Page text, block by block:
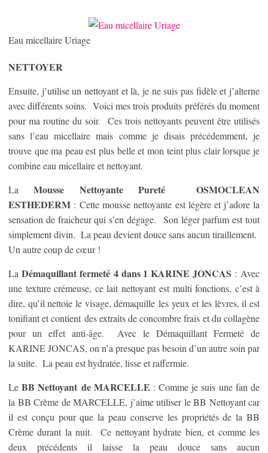
Eau micellaire Uriage
NETTOYER
Ensuite, j’utilise un nettoyant et là, je ne suis pas fidèle et j’alterne
avec différents soins. Voici mes trois produits préférés du moment
pour ma routine du soir. Ces trois nettoyants peuvent être utilisés
sans l’eau micellaire mais comme je disais précédemment, je
trouve que ma peau est plus belle et mon teint plus clair lorsque je
combine eau micellaire et nettoyant.
LaMousse Nettoyante Pureté OSMOCLEAN
ESTHEDERM : Cette mousse nettoyante est légère et j’adore la
sensation de fraicheur qui s’en dégage. Son léger parfum est tout
simplement divin. La peau devient douce sans aucun tiraillement.
Un autre coup de cœur !
La Démaquillant fermeté 4 dans 1 KARINE JONCAS : Avec
une texture crémeuse, ce lait nettoyant est multi fonctions, c’est à
dire, qu’il nettoie le visage, démaquille les yeux et les lèvres, il est
tonifiant et contient des extraits de concombre frais et du collagène
pour un effet anti-âge. Avec le Démaquillant Fermeté de
KARINE JONCAS, on n’a presque pas besoin d’un autre soin par
la suite. La peau est hydratée, lisse et raffermie.
LeBB Nettoyant de MARCELLE : Comme je suis une fan de
la BB Crème de MARCELLE, j’aime utiliser le BB Nettoyant car
il est conçu pour que la peau conserve les propriétés de la BB
Crème durant la nuit. Ce nettoyant hydrate bien, et comme les
deux précédents il laisse la peau douce sans aucun